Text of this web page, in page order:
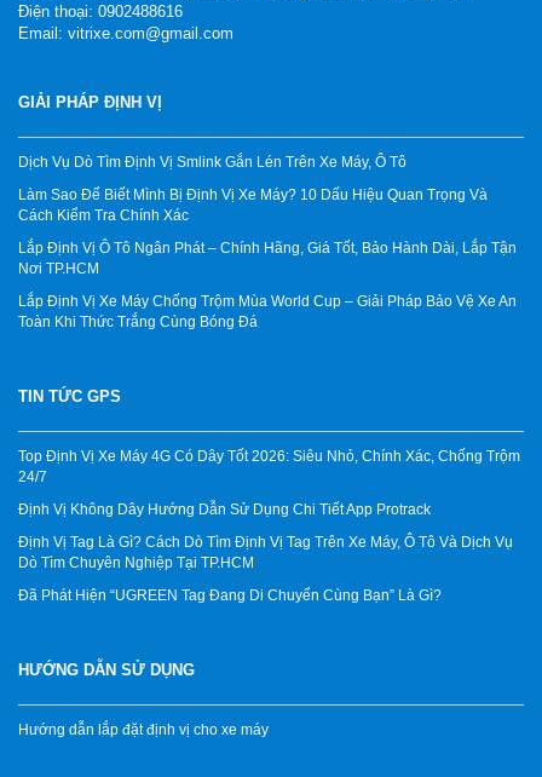
Điện thoại: 0902488616
Email: vitrixe.com@gmail.com
GIẢI PHÁP ĐỊNH VỊ
Dịch Vụ Dò Tìm Định Vị Smlink Gắn Lén Trên Xe Máy, Ô Tô
Làm Sao Để Biết Mình Bị Định Vị Xe Máy? 10 Dấu Hiệu Quan Trọng Và
Cách Kiểm Tra Chính Xác
Lắp Định Vị Ô Tô Ngân Phát – Chính Hãng, Giá Tốt, Bảo Hành Dài, Lắp Tận
Nơi TP.HCM
Lắp Định Vị Xe Máy Chống Trộm Mùa World Cup – Giải Pháp Bảo Vệ Xe An
Toàn Khi Thức Trắng Cùng Bóng Đá
TIN TỨC GPS
Top Định Vị Xe Máy 4G Có Dây Tốt 2026: Siêu Nhỏ, Chính Xác, Chống Trộm
24/7
Định Vị Không Dây Hướng Dẫn Sử Dụng Chi Tiết App Protrack
Định Vị Tag Là Gì? Cách Dò Tìm Định Vị Tag Trên Xe Máy, Ô Tô Và Dịch Vụ
Dò Tìm Chuyên Nghiệp Tại TP.HCM
Đã Phát Hiện “UGREEN Tag Đang Di Chuyển Cùng Bạn” Là Gì?
HƯỚNG DẪN SỬ DỤNG
Hướng dẫn lắp đặt định vị cho xe máy